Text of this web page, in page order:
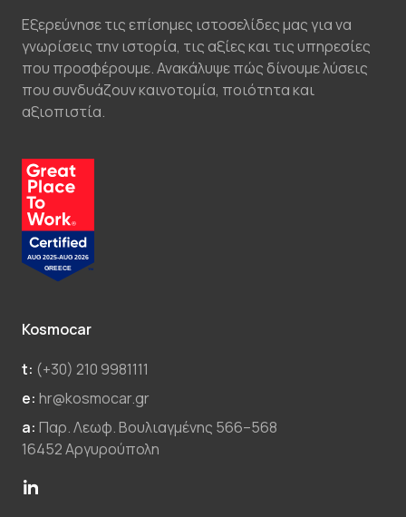
Εξερεύνησε τις επίσημες ιστοσελίδες μας για να
γνωρίσεις την ιστορία, τις αξίες και τις υπηρεσίες
που προσφέρουμε. Ανακάλυψε πώς δίνουμε λύσεις
που συνδυάζουν καινοτομία, ποιότητα και
αξιοπιστία.
Kosmocar
t: (+30) 210 9981111
e: hr@kosmocar.gr
a: Παρ. Λεωφ. Βουλιαγμένης 566–568
16452 Αργυρούπολη